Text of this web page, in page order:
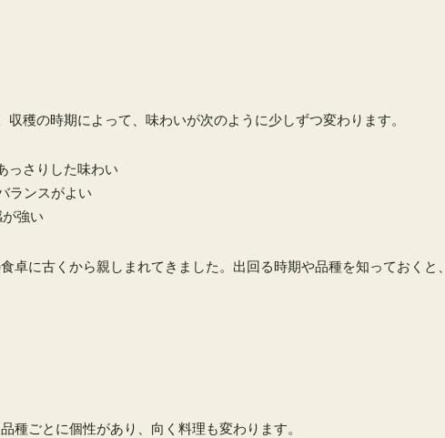
穫の時期によって、味わいが次のように少しずつ変わります。
っさりした味わい
ランスがよい
強い
卓に古くから親しまれてきました。出回る時期や品種を知っておくと、
種ごとに個性があり、向く料理も変わります。